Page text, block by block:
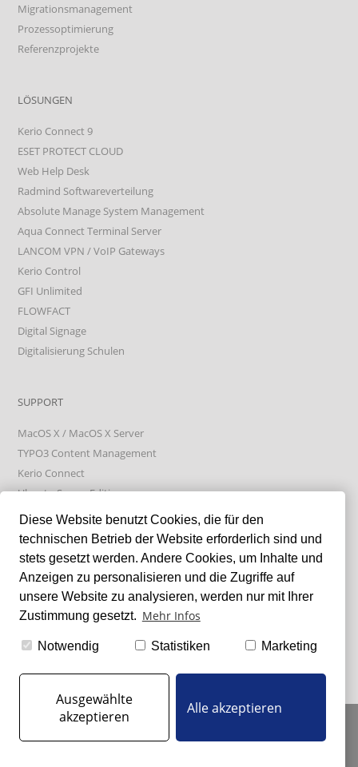
Diese Website benutzt Cookies, die für den
technischen Betrieb der Website erforderlich sind und
stets gesetzt werden. Andere Cookies, um Inhalte und
Anzeigen zu personalisieren und die Zugriffe auf
unsere Website zu analysieren, werden nur mit Ihrer
Zustimmung gesetzt. Mehr Infos
Notwendig Statistiken Marketing
Ausgewählte
akzeptieren
Alle akzeptieren
Migrationsmanagement
Prozessoptimierung
Referenzprojekte
LÖSUNGEN
Kerio Connect 9
ESET PROTECT CLOUD
Web Help Desk
Radmind Softwareverteilung
Absolute Manage System Management
Aqua Connect Terminal Server
LANCOM VPN / VoIP Gateways
Kerio Control
GFI Unlimited
FLOWFACT
Digital Signage
Digitalisierung Schulen
SUPPORT
MacOS X / MacOS X Server
TYPO3 Content Management
Kerio Connect
Ubuntu Server Edition
Absolute Manage
LIXXBLOG
GFI Kerio Connect & Let's Encrypt Failure bei Certificate Renew
Samsung SSDs tunen
GFI Kerio Connect - log4j (CVE-2021-44228)
IMPRESSUM